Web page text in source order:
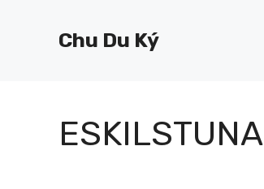
Chu Du Ký
ESKILSTUNA